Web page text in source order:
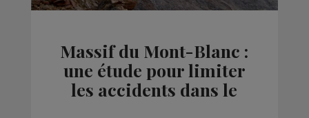
Massif du Mont-Blanc :
une étude pour limiter
les accidents dans le